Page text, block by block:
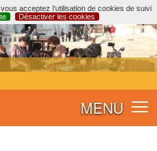
acceptez l’utilisation de cookies de suivi
Désactiver les cookies
MENU